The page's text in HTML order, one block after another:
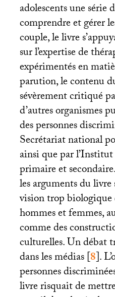
adolescents une série
comprendre et gérer
couple, le livre
sur l’expertise de
expérimentés en
parution, le contenu
sévèrement critiqué
d’autres organismes
des personnes
Secrétariat national
ainsi que par l’Institut
primaire et
les arguments du livre
vision trop biologique
hommes et femmes,
comme des
culturelles. Un débat
dans les médias[8].
personnes
livre risquait de